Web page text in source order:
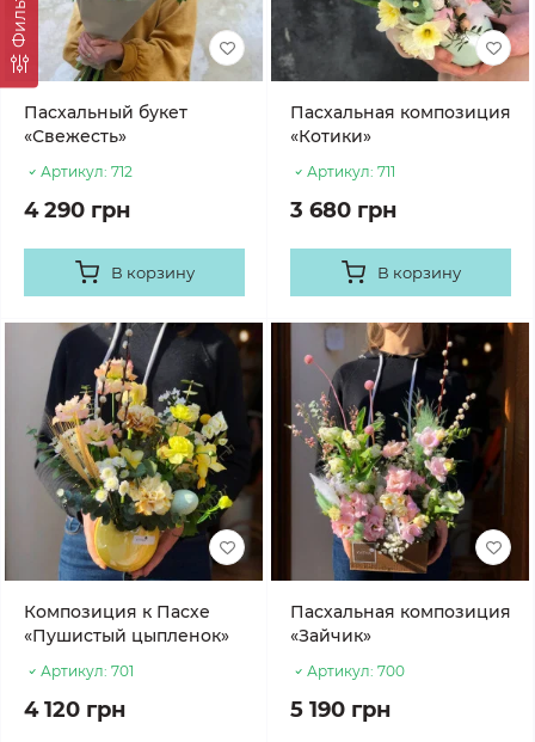
Фильтр
Пасхальный букет
«Свежесть»
Артикул: 712
4 290 грн
В корзину
Пасхальная композиция
«Котики»
Артикул: 711
3 680 грн
В корзину
Композиция к Пасхе
«Пушистый цыпленок»
Артикул: 701
4 120 грн
Пасхальная композиция
«Зайчик»
Артикул: 700
5 190 грн